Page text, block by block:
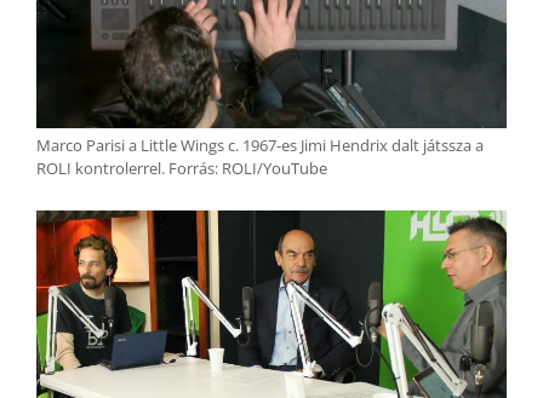
Marco Parisi a Little Wings c. 1967-es Jimi Hendrix dalt játssza a
ROLI kontrolerrel. Forrás: ROLI/YouTube